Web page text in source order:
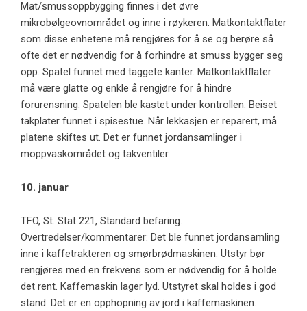
Mat/smussoppbygging finnes i det øvre
mikrobølgeovnområdet og inne i røykeren. Matkontaktflater
som disse enhetene må rengjøres for å se og berøre så
ofte det er nødvendig for å forhindre at smuss bygger seg
opp. Spatel funnet med taggete kanter. Matkontaktflater
må være glatte og enkle å rengjøre for å hindre
forurensning. Spatelen ble kastet under kontrollen. Beiset
takplater funnet i spisestue. Når lekkasjen er reparert, må
platene skiftes ut. Det er funnet jordansamlinger i
moppvaskområdet og takventiler.
10. januar
TFO, St. Stat 221, Standard befaring.
Overtredelser/kommentarer: Det ble funnet jordansamling
inne i kaffetrakteren og smørbrødmaskinen. Utstyr bør
rengjøres med en frekvens som er nødvendig for å holde
det rent. Kaffemaskin lager lyd. Utstyret skal holdes i god
stand. Det er en opphopning av jord i kaffemaskinen.